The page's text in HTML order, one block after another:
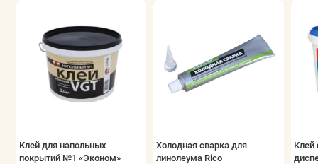
Клей для напольных
покрытий №1 «Эконом»
Холодная сварка для
линолеума Rico
Клей